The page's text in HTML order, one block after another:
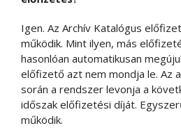
Igen. Az Archív Katalógus
működik. Mint ilyen, más
hasonlóan automatikusan
előfizető azt nem mondja le. Az
során a rendszer levonja a
időszak előfizetési díját.
működik.